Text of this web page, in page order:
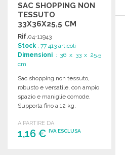
SAC SHOPPING NON
TESSUTO
33X36X25,5 CM
Rif.04-11943
Stock : 77 413 articoli
Dimensioni : 36 x 33 x 25.5
cm
Sac shopping non tessuto,
robusto e versatile, con ampio
spazio e maniglie comode.
Supporta fino a 12 kg.
A PARTIRE DA
1,16 € IVA ESCLUSA